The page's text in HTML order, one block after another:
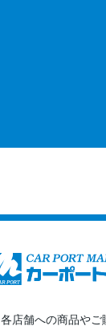
各店舗への商品やご